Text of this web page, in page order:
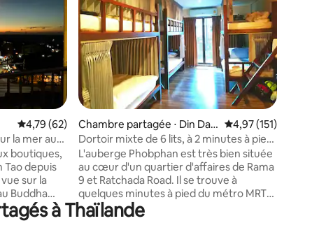
: 4,98 sur 5
Évaluation moyenne sur la base de 62 commentaires : 4,79 sur 5
4,79 (62)
la mer au
Hostel
boutiques,
Tao depuis
sur la
Buddha
m de la
vous sur
Chambre partagée ⋅ Din Dae
ng
Évaluation moyenne
4,97 (151)
Dortoir mixte de 6 lits, à 2 minutes à pied
du métro MRT
L'auberge Phobphan est très bien située
au cœur d'un quartier d'affaires de Rama
9 et Ratchada Road. Il se trouve à
quelques minutes à pied du métro MRT
(station Phra Ram 9) et de la route
Asoke. Il est à seulement 5-10 minutes
à Thaïlande